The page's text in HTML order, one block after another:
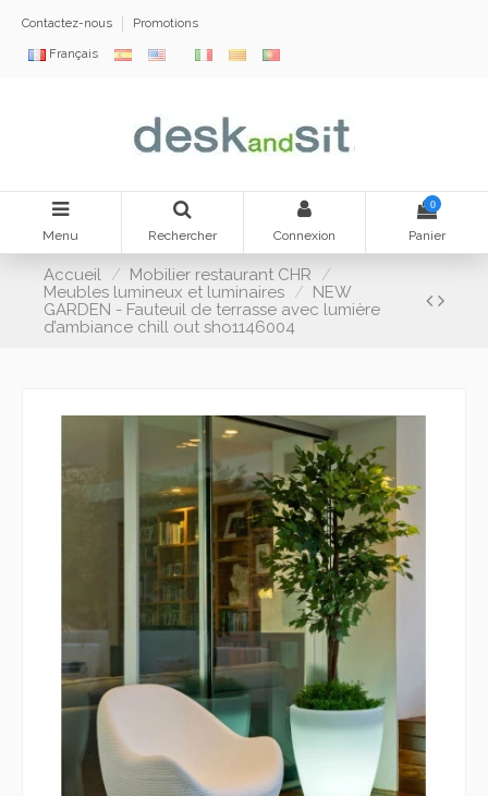
Contactez-nous Promotions
Français
Menu Rechercher Connexion
0
Panier
Accueil
Mobilier restaurant CHR
Meubles lumineux et luminaires
NEW
GARDEN - Fauteuil de terrasse avec lumière
d’ambiance chill out sho1146004